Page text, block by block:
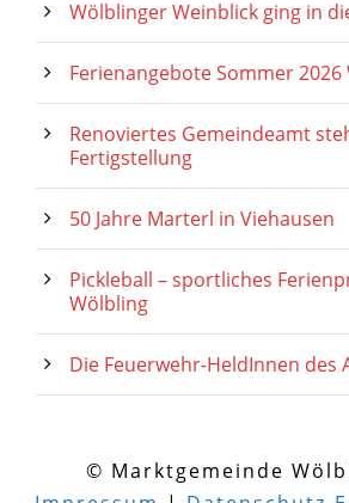
Wölblinger Weinblick ging in
Ferienangebote Sommer
Renoviertes Gemeindeamt
Fertigstellung
50 Jahre Marterl in Viehausen
Pickleball – sportliches
Wölbling
Die Feuerwehr-HeldInnen des
© Marktgemeinde